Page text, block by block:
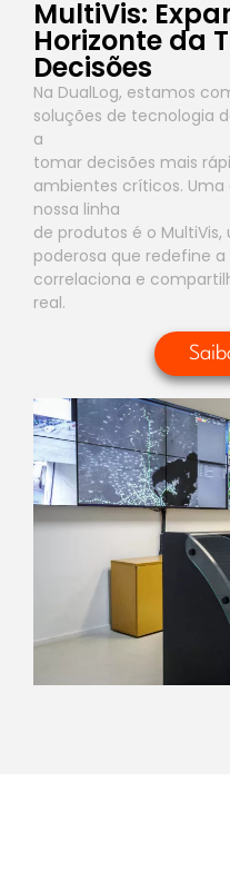
MultiVis:
Horizonte da
Decisões
Na DualLog, estamos
soluções de tecnologia
a
tomar decisões mais
ambientes críticos.
nossa linha
de produtos é o
poderosa que redefine
correlaciona e
real.